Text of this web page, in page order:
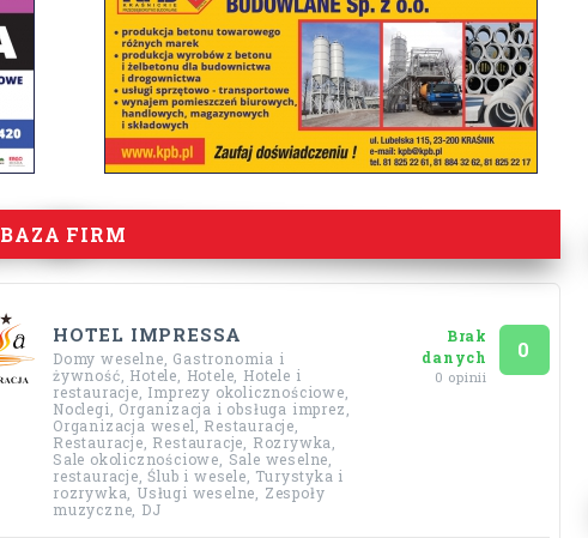
BAZA FIRM
HOTEL IMPRESSA
Domy weselne, Gastronomia i
żywność, Hotele, Hotele, Hotele i
restauracje, Imprezy okolicznościowe,
Noclegi, Organizacja i obsługa imprez,
Organizacja wesel, Restauracje,
Restauracje, Restauracje, Rozrywka,
Sale okolicznościowe, Sale weselne,
restauracje, Ślub i wesele, Turystyka i
rozrywka, Usługi weselne, Zespoły
muzyczne, DJ
Brak
danych
0 opinii
Ocena
0